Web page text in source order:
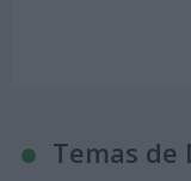
Temas de